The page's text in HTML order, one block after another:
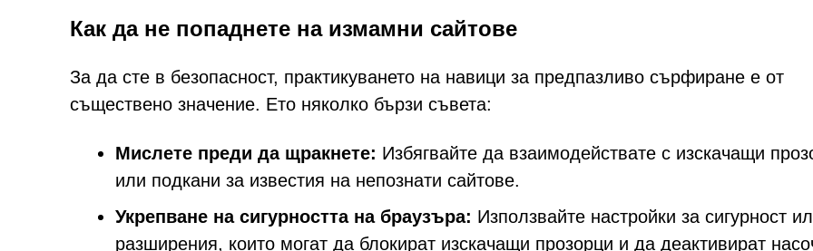
Как да не попаднете на измамни сайтове
За да сте в безопасност, практикуването на навици за предпазливо сърфиране е от
съществено значение. Ето няколко бързи съвета:
Мислете преди да щракнете: Избягвайте да взаимодействате с изскачащи
или подкани за известия на непознати сайтове.
Укрепване на сигурността на браузъра: Използвайте настройки за сигурност
разширения, които могат да блокират изскачащи прозорци и да деактивират